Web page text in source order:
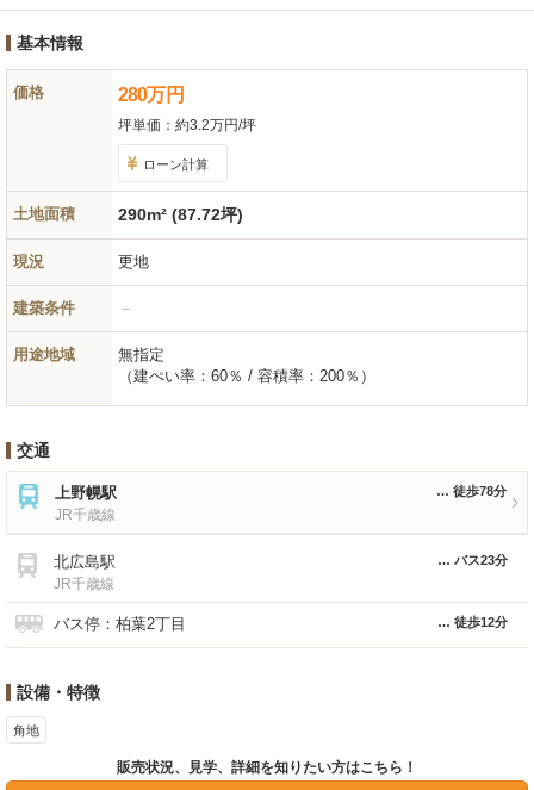
基本情報
価格 280万円
坪単価： 約3.2万円/坪
ローン計算
土地面積 290m² (87.72坪)
現況 更地
建築条件 －
用途地域
無指定
（建ぺい率：60％ / 容積率：200％）
交通
上野幌駅
JR千歳線
徒歩78分
北広島駅
JR千歳線
バス23分
バス停：柏葉2丁目 徒歩12分
設備・特徴
角地
販売状況、見学、詳細を知りたい方はこちら！